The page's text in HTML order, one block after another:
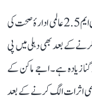
انہوں نے بتایا کہ 40 میں سے 36 فضائی نگرانی مراکز پر پی ایم 2.5 عالمی ادارۂ صحت کی
کے بعد بھی دہلی میں پی
ایم 2.5 کی سطح عالمی ادارۂ صحت کی محفوظ حد سے 2.3 گنا زیادہ ہے۔ اجے ماکن کے
اثرات الگ کرنے کے بعد